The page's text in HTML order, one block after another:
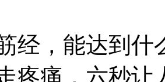
，能达到什
疼痛，六秒